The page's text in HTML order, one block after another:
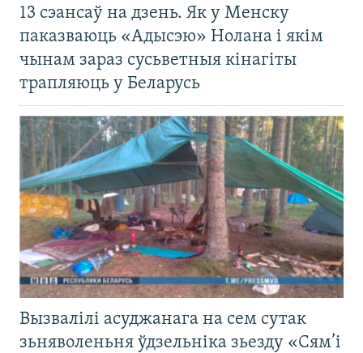
13 сэансаў на дзень. Як у Менску
паказваюць «Адысэю» Нолана і якім
чынам зараз сусьветныя кінагіты
трапляюць у Беларусь
Вызвалілі асуджанага на сем сутак
зьняволеньня ўдзельніка зьезду «Сям’і